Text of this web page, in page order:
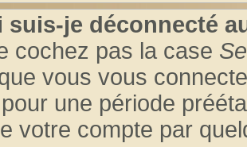
suis-je déconnecté
cochez pas la case
vous vous
une période
votre compte par